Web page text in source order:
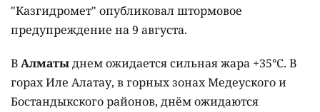
"Казгидромет" опубликовал штормовое
предупреждение на 9 августа.
ВАлматыднем ожидается сильная жара +35°C. В
горах Иле Алатау, в горных зонах Медеуского и
Бостандыкского районов, днём ожидаются